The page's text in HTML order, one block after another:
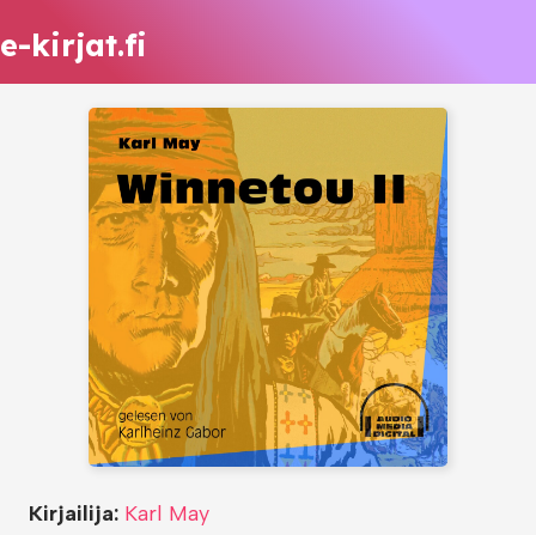
e-kirjat.fi
Kirjailija: Karl May